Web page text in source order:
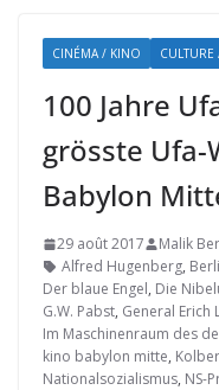
CINÉMA / KINO
100 Jahre
grösste Ufa-
Babylon
29 août 2017 Malik
Alfred Hugenberg,
Der blaue Engel, Die
G.W. Pabst, General
Im Maschinenraum des
kino babylon mitte,
Nationalsozialismus, NS-